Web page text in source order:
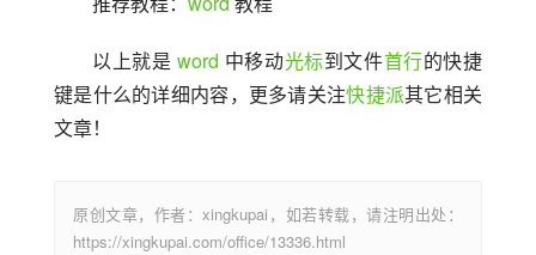
以上就是 word 中移动光标到文件首行的快捷
键是什么的详细内容，更多请关注快捷派其它相关
文章！
原创文章，作者：xingkupai，如若转载，请注明出处：
https://xingkupai.com/office/13336.html